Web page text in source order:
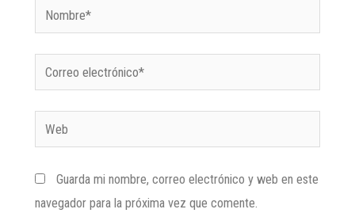
Guarda mi nombre, correo electrónico y web en este
navegador para la próxima vez que comente.